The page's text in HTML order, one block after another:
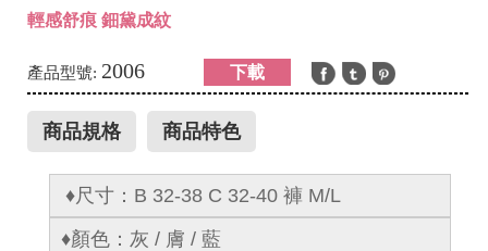
輕感舒痕 鈿黛成紋
產品型號: 2006 下載
商品規格 商品特色
♦尺寸 ： B 32-38 C 32-40 褲 M/L
♦顏色：灰 / 膚 / 藍